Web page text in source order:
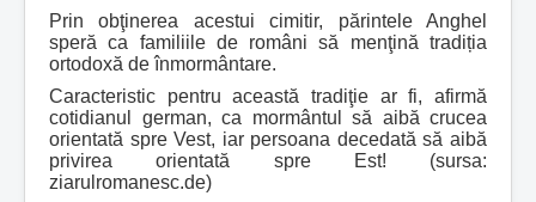
Prin obţinerea acestui cimitir, părintele Anghel
speră ca familiile de români să menţină tradiția
ortodoxă de înmormântare.
Caracteristic pentru această tradiţie ar fi, afirmă
cotidianul german, ca mormântul să aibă crucea
orientată spre Vest, iar persoana decedată să aibă
privirea orientată spre Est! (sursa:
ziarulromanesc.de)